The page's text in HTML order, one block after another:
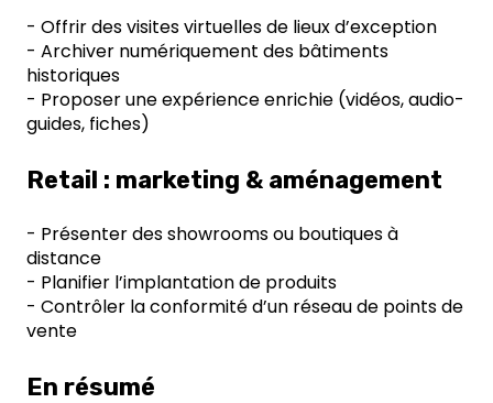
- Offrir des visites virtuelles de lieux d’exception
- Archiver numériquement des bâtiments
historiques
- Proposer une expérience enrichie (vidéos, audio-
guides, fiches)
Retail : marketing & aménagement
- Présenter des showrooms ou boutiques à
distance
- Planifier l’implantation de produits
- Contrôler la conformité d’un réseau de points de
vente
En résumé